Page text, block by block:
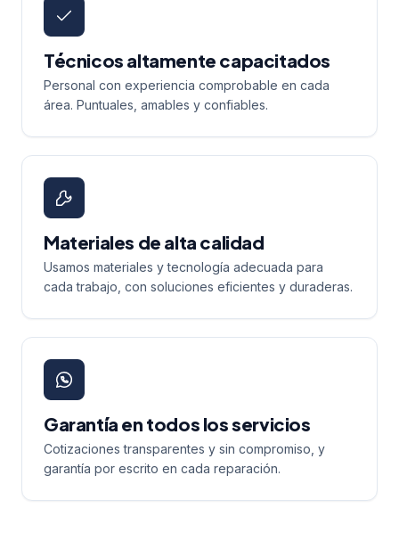
Técnicos altamente capacitados
Personal con experiencia comprobable en cada
área. Puntuales, amables y confiables.
Materiales de alta calidad
Usamos materiales y tecnología adecuada para
cada trabajo, con soluciones eficientes y duraderas.
Garantía en todos los servicios
Cotizaciones transparentes y sin compromiso, y
garantía por escrito en cada reparación.